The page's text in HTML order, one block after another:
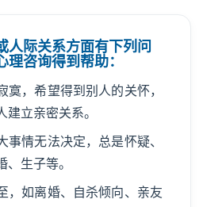
人际关系方面有下列问
咨询得到帮助：
寞，希望得到别人的关怀，
建立亲密关系。
事情无法决定，总是怀疑、
、生子等。
，如离婚、自杀倾向、亲友